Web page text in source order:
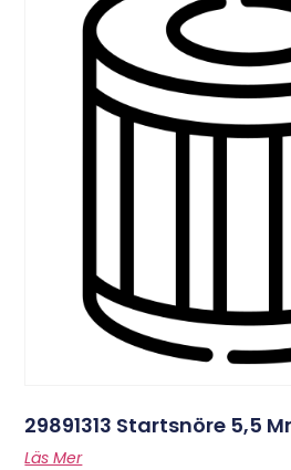
29891313 Startsnöre 5,5
Läs Mer